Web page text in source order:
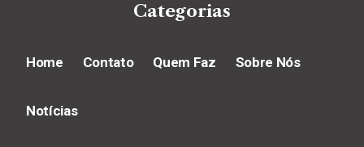
Categorias
Home Contato Quem Faz Sobre Nós
Notícias